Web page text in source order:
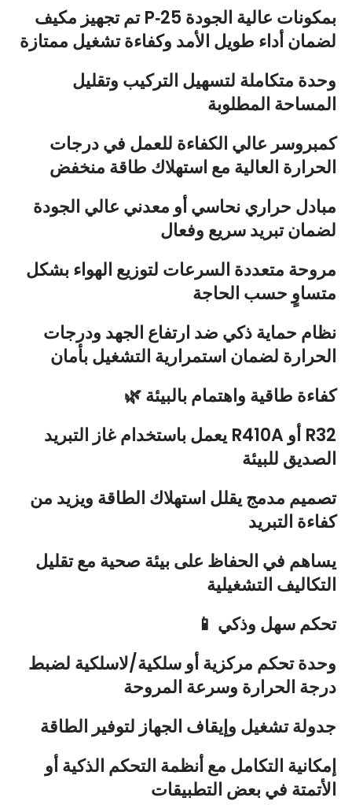
تم تجهيز مكيف P‑25 بمكونات عالية الجودة
لضمان أداء طويل الأمد وكفاءة تشغيل ممتازة
وحدة متكاملة لتسهيل التركيب وتقليل
المساحة المطلوبة
كمبروسر عالي الكفاءة للعمل في درجات
الحرارة العالية مع استهلاك طاقة منخفض
مبادل حراري نحاسي أو معدني عالي الجودة
لضمان تبريد سريع وفعال
مروحة متعددة السرعات لتوزيع الهواء بشكل
متساوٍ حسب الحاجة
نظام حماية ذكي ضد ارتفاع الجهد ودرجات
الحرارة لضمان استمرارية التشغيل بأمان
🌿 كفاءة طاقية واهتمام بالبيئة
يعمل باستخدام غاز التبريد R410A أو R32
الصديق للبيئة
تصميم مدمج يقلل استهلاك الطاقة ويزيد من
كفاءة التبريد
يساهم في الحفاظ على بيئة صحية مع تقليل
التكاليف التشغيلية
📱 تحكم سهل وذكي
وحدة تحكم مركزية أو سلكية/لاسلكية لضبط
درجة الحرارة وسرعة المروحة
جدولة تشغيل وإيقاف الجهاز لتوفير الطاقة
إمكانية التكامل مع أنظمة التحكم الذكية أو
الأتمتة في بعض التطبيقات